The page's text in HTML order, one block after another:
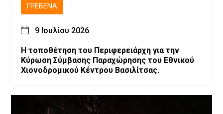
ΓΡΕΒΕΝΆ
9 Ιουλίου 2026
Η τοποθέτηση του Περιφερειάρχη για την
Κύρωση Σύμβασης Παραχώρησης του Εθνικού
Χιονοδρομικού Κέντρου Βασιλίτσας.